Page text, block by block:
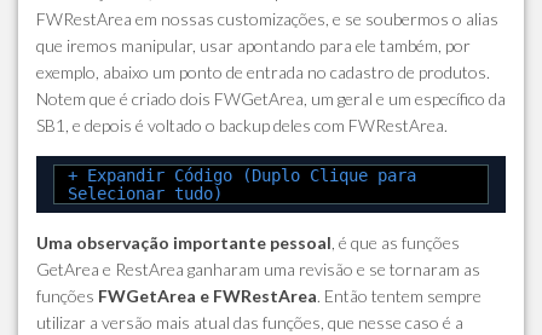
FWRestArea em nossas customizações, e se soubermos o alias
que iremos manipular, usar apontando para ele também, por
exemplo, abaixo um ponto de entrada no cadastro de produtos.
Notem que é criado dois FWGetArea, um geral e um específico da
SB1, e depois é voltado o backup deles com FWRestArea.
+ Expandir Código (Duplo Clique para
Selecionar tudo)
Uma observação importante pessoal , é que as funções
GetArea e RestArea ganharam uma revisão e se tornaram as
funções FWGetArea e FWRestArea. Então tentem sempre
utilizar a versão mais atual das funções, que nesse caso é a